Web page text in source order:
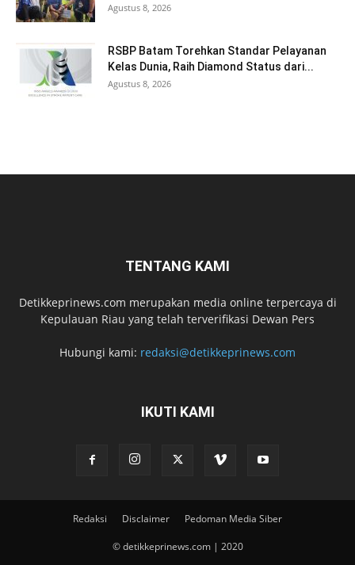
Agustus 8, 2026
RSBP Batam Torehkan Standar Pelayanan
Kelas Dunia, Raih Diamond Status dari...
Agustus 8, 2026
TENTANG KAMI
Detikkeprinews.com merupakan media online terpercaya di
Kepulauan Riau yang telah terverifikasi Dewan Pers
Hubungi kami: redaksi@detikkeprinews.com
IKUTI KAMI
Redaksi Disclaimer Pedoman Media Siber
© detikkeprinews.com | 2020